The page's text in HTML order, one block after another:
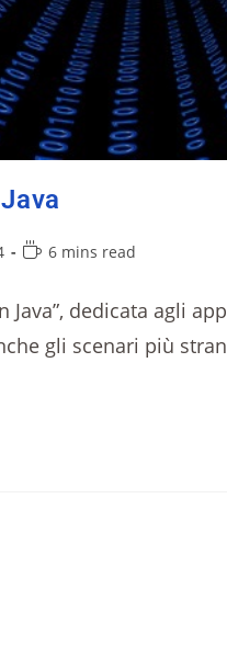
6 mins read
dedicata agli
gli scenari più